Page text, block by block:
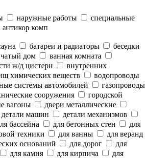
наружные работы
специальные
антикор комп
батареи и радиаторы
беседки
дом
ванная комната
ж/д цистерн
внутренних
химических веществ
водопроводы
системы автомобилей
газопроводы
сооружения
городской
вагоны
двери металлические
детали машин
детали механизмов
бассейна для бетонных стен
для
техники для ванны
для веранд
оснований
для дорог
для
для камня для кирпича
для